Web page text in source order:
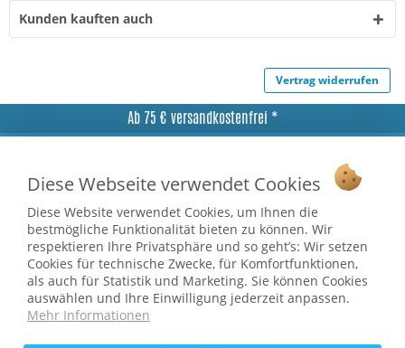
Kunden kauften auch
Vertrag widerrufen
Ab 75 € versandkostenfrei *
Shop Service
Informationen
* bei Paketversand. Alle Preise inkl. gesetzl. Mehrwertsteuer zzgl.
Versandkosten.
Copyright © afp marketing gmbh - Alle Rechte vorbehalten
Diese Webseite verwendet Cookies
Diese Website verwendet Cookies, um Ihnen die
bestmögliche Funktionalität bieten zu können. Wir
respektieren Ihre Privatsphäre und so geht’s: Wir setzen
Cookies für technische Zwecke, für Komfortfunktionen,
als auch für Statistik und Marketing. Sie können Cookies
auswählen und Ihre Einwilligung jederzeit anpassen.
Mehr Informationen